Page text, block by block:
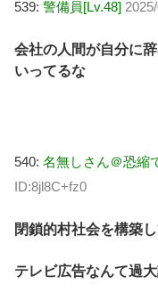
539: 警備員[Lv.48]
会社の人間が自分に
いってるな
540: 名無しさん＠恐縮
ID:8jl8C+fz0
閉鎖的村社会を構築
テレビ広告なんて過